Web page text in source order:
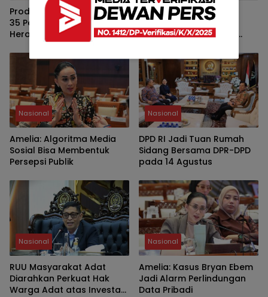
Produksi Semen SBA Naik
35 Persen, Azhari Cage
Heran Aceh Masih Dilanda
Kelangkaan
Netty: Turunnya
Pengangguran Belum
Menjamin Tersedianya
Nasional
Amelia: Algoritma Media
Sosial Bisa Membentuk
Persepsi Publik
Nasional
DPD RI Jadi Tuan Rumah
Sidang Bersama DPR-DPD
pada 14 Agustus
Nasional
RUU Masyarakat Adat
Diarahkan Perkuat Hak
Warga Adat atas Investasi
Nasional
Amelia: Kasus Bryan Ebem
Jadi Alarm Perlindungan
Data Pribadi